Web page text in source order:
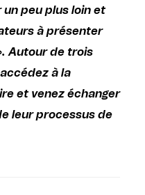
un peu plus loin et
à présenter
Autour de trois
à la
et venez échanger
leur processus de